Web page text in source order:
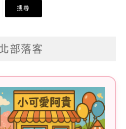
部落客